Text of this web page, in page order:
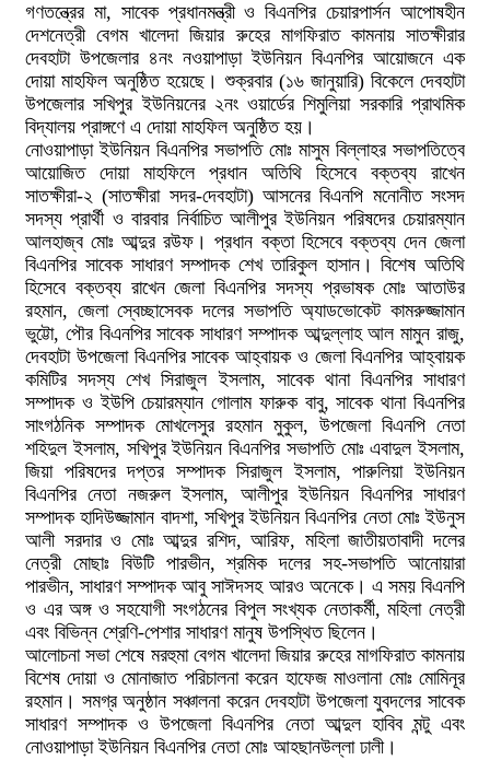
গণতন্ত্রের মা, সাবেক প্রধানমন্ত্রী ও বিএনপির চেয়ারপার্সন আপোষহীন
দেশনেত্রী বেগম খালেদা জিয়ার রুহের মাগফিরাত কামনায় সাতক্ষীরার
দেবহাটা উপজেলার ৪নং নওয়াপাড়া ইউনিয়ন বিএনপির আয়োজনে এক
দোয়া মাহফিল অনুষ্ঠিত হয়েছে। শুক্রবার (১৬ জানুয়ারি) বিকেলে দেবহাটা
উপজেলার সখিপুর ইউনিয়নের ২নং ওয়ার্ডের শিমুলিয়া সরকারি প্রাথমিক
বিদ্যালয় প্রাঙ্গণে এ দোয়া মাহফিল অনুষ্ঠিত হয়।
নোওয়াপাড়া ইউনিয়ন বিএনপির সভাপতি মোঃ মাসুম বিল্লাহর সভাপতিত্বে
আয়োজিত দোয়া মাহফিলে প্রধান অতিথি হিসেবে বক্তব্য রাখেন
সাতক্ষীরা-২ (সাতক্ষীরা সদর-দেবহাটা) আসনের বিএনপি মনোনীত সংসদ
সদস্য প্রার্থী ও বারবার নির্বাচিত আলীপুর ইউনিয়ন পরিষদের চেয়ারম্যান
আলহাজ্ব মোঃ আব্দুর রউফ। প্রধান বক্তা হিসেবে বক্তব্য দেন জেলা
বিএনপির সাবেক সাধারণ সম্পাদক শেখ তারিকুল হাসান। বিশেষ অতিথি
হিসেবে বক্তব্য রাখেন জেলা বিএনপির সদস্য প্রভাষক মোঃ আতাউর
রহমান, জেলা স্বেচ্ছাসেবক দলের সভাপতি অ্যাডভোকেট কামরুজ্জামান
ভুট্টো, পৌর বিএনপির সাবেক সাধারণ সম্পাদক আব্দুল্লাহ আল মামুন রাজু,
দেবহাটা উপজেলা বিএনপির সাবেক আহ্বায়ক ও জেলা বিএনপির আহ্বায়ক
কমিটির সদস্য শেখ সিরাজুল ইসলাম, সাবেক থানা বিএনপির সাধারণ
সম্পাদক ও ইউপি চেয়ারম্যান গোলাম ফারুক বাবু, সাবেক থানা বিএনপির
সাংগঠনিক সম্পাদক মোখলেসুর রহমান মুকুল, উপজেলা বিএনপি নেতা
শহিদুল ইসলাম, সখিপুর ইউনিয়ন বিএনপির সভাপতি মোঃ এবাদুল ইসলাম,
জিয়া পরিষদের দপ্তর সম্পাদক সিরাজুল ইসলাম, পারুলিয়া ইউনিয়ন
বিএনপির নেতা নজরুল ইসলাম, আলীপুর ইউনিয়ন বিএনপির সাধারণ
সম্পাদক হাদিউজ্জামান বাদশা, সখিপুর ইউনিয়ন বিএনপির নেতা মোঃ ইউনুস
আলী সরদার ও মোঃ আব্দুর রশিদ, আরিফ, মহিলা জাতীয়তাবাদী দলের
নেত্রী মোছাঃ বিউটি পারভীন, শ্রমিক দলের সহ-সভাপতি আনোয়ারা
পারভীন, সাধারণ সম্পাদক আবু সাঈদসহ আরও অনেকে। এ সময় বিএনপি
ও এর অঙ্গ ও সহযোগী সংগঠনের বিপুল সংখ্যক নেতাকর্মী, মহিলা নেত্রী
এবং বিভিন্ন শ্রেণি-পেশার সাধারণ মানুষ উপস্থিত ছিলেন।
আলোচনা সভা শেষে মরহুমা বেগম খালেদা জিয়ার রুহের মাগফিরাত কামনায়
বিশেষ দোয়া ও মোনাজাত পরিচালনা করেন হাফেজ মাওলানা মোঃ মোমিনূর
রহমান। সমগ্র অনুষ্ঠান সঞ্চালনা করেন দেবহাটা উপজেলা যুবদলের সাবেক
সাধারণ সম্পাদক ও উপজেলা বিএনপির নেতা আব্দুল হাবিব মন্টু এবং
নোওয়াপাড়া ইউনিয়ন বিএনপির নেতা মোঃ আহছানউল্লা ঢালী।